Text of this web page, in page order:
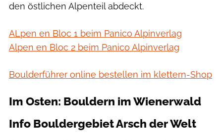
den östlichen Alpenteil abdeckt.
ALpen en Bloc 1 beim Panico Alpinverlag
Alpen en Bloc 2 beim Panico Alpinverlag
Boulderführer online bestellen im klettern-Shop
Im Osten: Bouldern im Wienerwald
Info Bouldergebiet Arsch der Welt